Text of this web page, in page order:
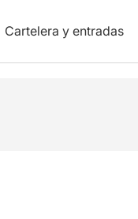
Cartelera y entradas